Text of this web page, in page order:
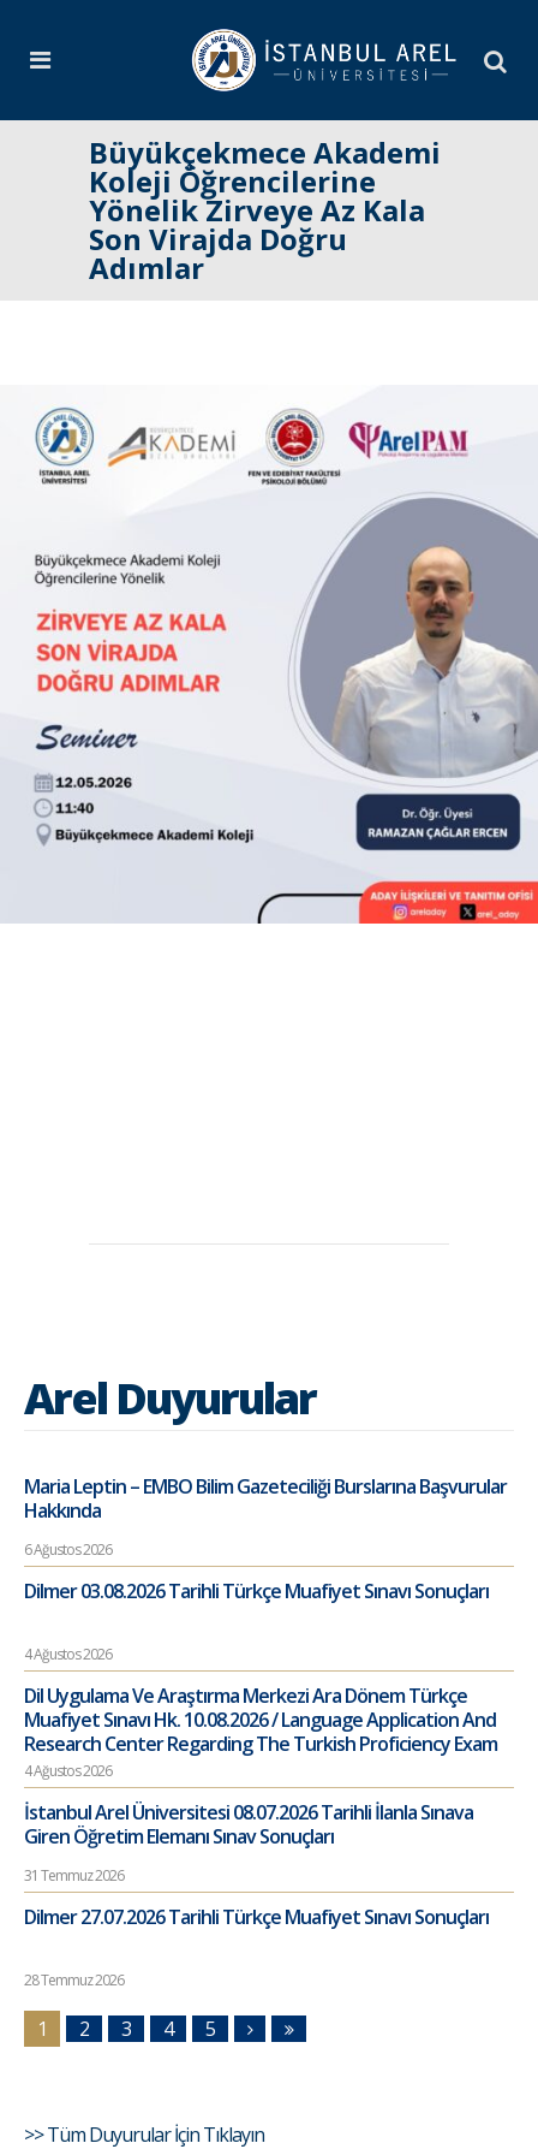
Büyükçekmece Akademi
Koleji Öğrencilerine
Yönelik Zirveye Az Kala
Son Virajda Doğru
Adımlar
Arel Duyurular
Maria Leptin – EMBO Bilim Gazeteciliği Burslarına Başvurular
Hakkında
6 Ağustos 2026
Dilmer 03.08.2026 Tarihli Türkçe Muafiyet Sınavı Sonuçları
4 Ağustos 2026
Dil Uygulama Ve Araştırma Merkezi Ara Dönem Türkçe
Muafiyet Sınavı Hk. 10.08.2026 / Language Application And
Research Center Regarding The Turkish Proficiency Exam
4 Ağustos 2026
İstanbul Arel Üniversitesi 08.07.2026 Tarihli İlanla Sınava
Giren Öğretim Elemanı Sınav Sonuçları
31 Temmuz 2026
Dilmer 27.07.2026 Tarihli Türkçe Muafiyet Sınavı Sonuçları
28 Temmuz 2026
1 2 3 4 5
>> Tüm Duyurular İçin Tıklayın